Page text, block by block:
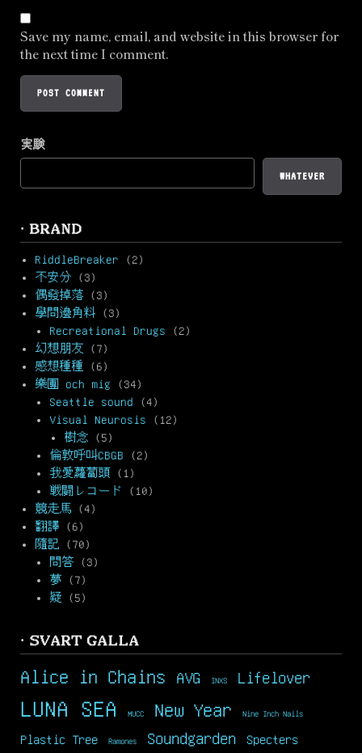
Save my name, email, and website in this browser for
the next time I comment.
実験
WHATEVER
· BRAND
RiddleBreaker (2)
不安分 (3)
偶發掉落 (3)
學問邊角料 (3)
Recreational Drugs (2)
幻想朋友 (7)
感想種種 (6)
樂團 och mig (34)
Seattle sound (4)
Visual Neurosis (12)
樹念 (5)
倫敦呼叫CBGB (2)
我愛蘿蔔頭 (1)
戦闘レコード
(10)
競走馬 (4)
翻譯 (6)
隨記 (70)
問答 (3)
夢 (7)
疑 (5)
· SVART GALLA
Alice in Chains AVG INXS Lifelover
LUNA SEA MUCC New Year Nine Inch Nails
Plastic Tree Ramones Soundgarden Specters